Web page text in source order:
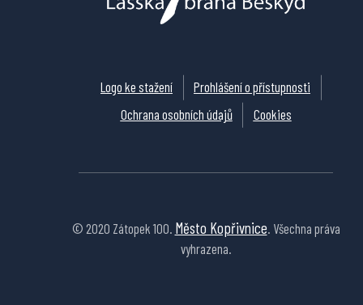
Logo ke stažení
Prohlášení o přístupnosti
Ochrana osobních údajů
Cookies
© 2020 Zátopek 100. Město Kopřivnice . Všechna práva
vyhrazena.